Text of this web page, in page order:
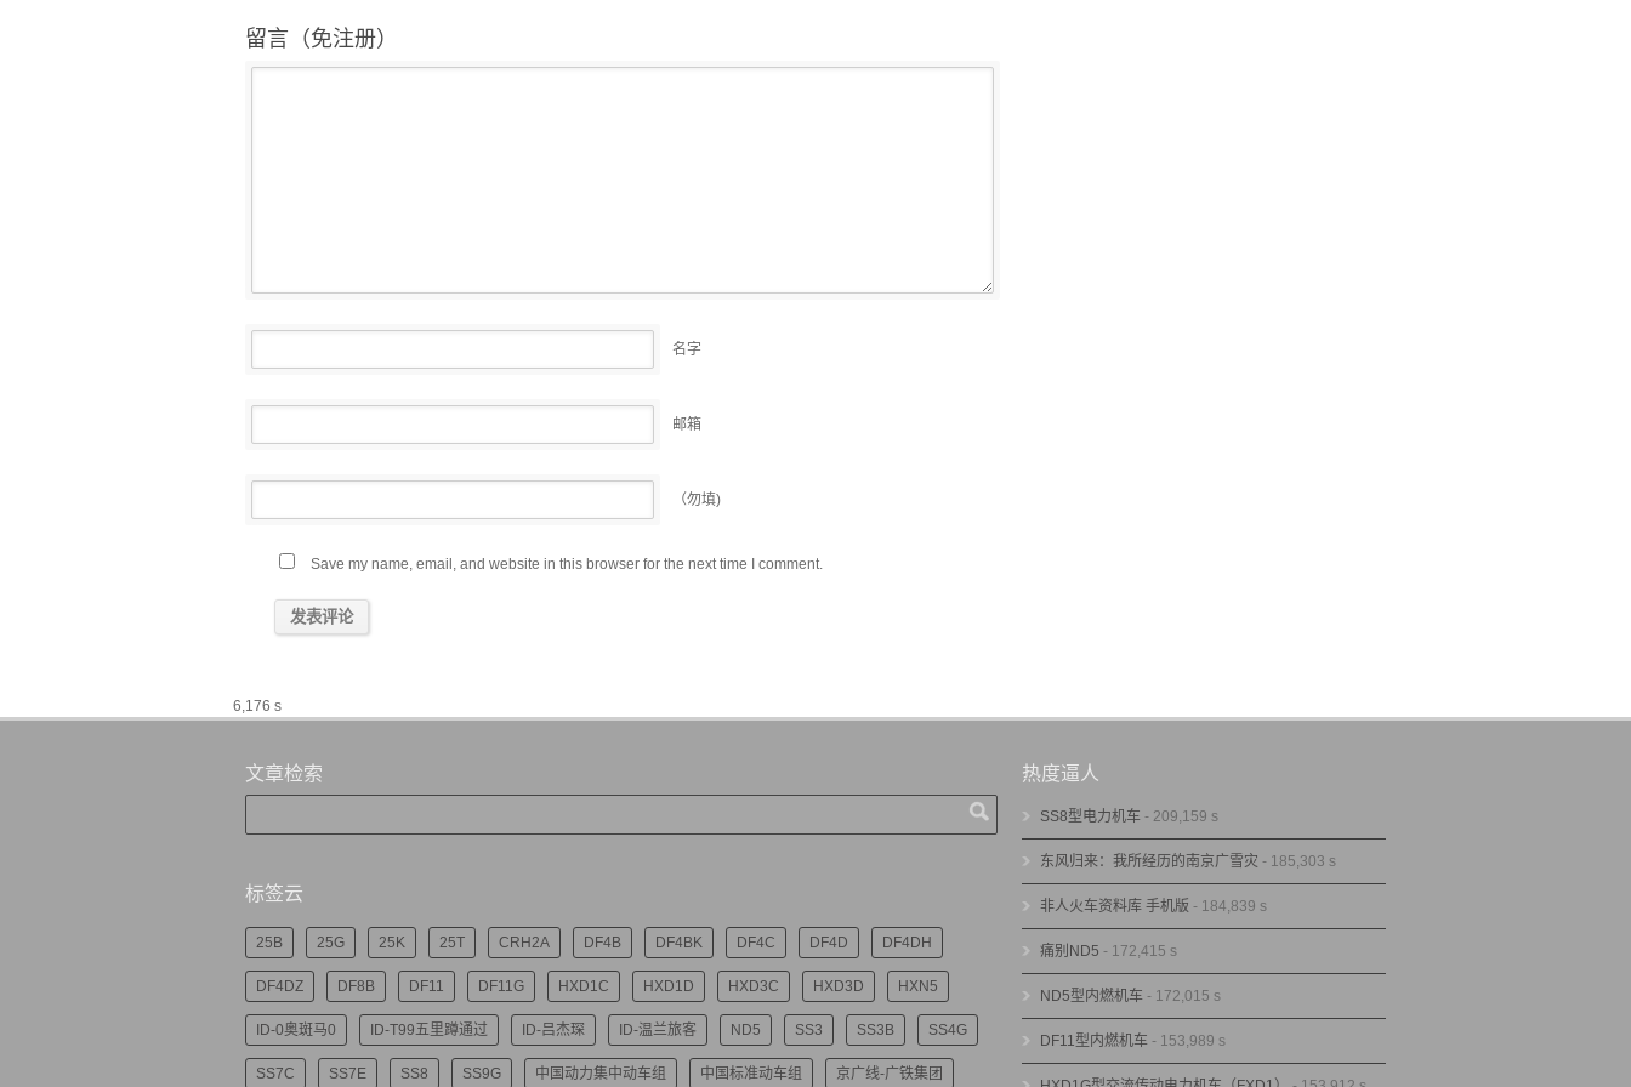
留言（免注册）
名字
邮箱
（勿填)
Save my name, email, and website in this browser for the next time I comment.
6,176 s
文章检索
标签云
25B 25G 25K 25T CRH2A DF4B DF4BK DF4C DF4D DF4DH
DF4DZ DF8B DF11 DF11G HXD1C HXD1D HXD3C HXD3D HXN5
ID-0奥斑马0 ID-T99五里蹲通过 ID-吕杰琛 ID-温兰旅客 ND5 SS3 SS3B SS4G
SS7C SS7E SS8 SS9G 中国动力集中动车组 中国标准动车组 京广线-广铁集团
热度逼人
SS8型电力机车 - 209,159 s
东风归来：我所经历的南京广雪灾 - 185,303 s
非人火车资料库 手机版 - 184,839 s
痛别ND5 - 172,415 s
ND5型内燃机车 - 172,015 s
DF11型内燃机车 - 153,989 s